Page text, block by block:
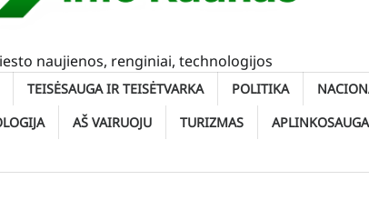
naujienos, renginiai, technologijos
TEISĖSAUGA IR TEISĖTVARKA POLITIKA
AŠ VAIRUOJU TURIZMAS APLINKOSAUGA